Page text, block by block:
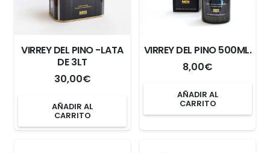
VIRREY DEL PINO -LATA
DE 3LT
30,00€
AÑADIR AL
CARRITO
VIRREY DEL PINO 500ML.
8,00€
AÑADIR AL
CARRITO